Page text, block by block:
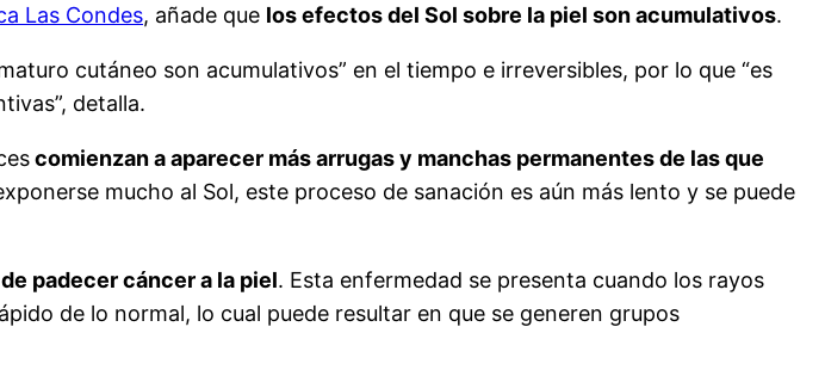
Las Condes, añade que los efectos del Sol sobre la piel son acumulativos.
cutáneo son acumulativos” en el tiempo e irreversibles, por lo que “es
detalla.
comienzan a aparecer más arrugas y manchas permanentes de las que
mucho al Sol, este proceso de sanación es aún más lento y se puede
padecer cáncer a la piel. Esta enfermedad se presenta cuando los rayos
de lo normal, lo cual puede resultar en que se generen grupos